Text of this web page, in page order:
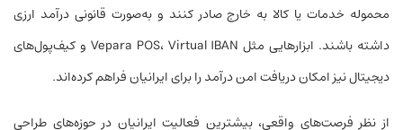
محموله خدمات یا کالا به خارج صادر کنند و به‌صورت قانونی درآمد ارزی
داشته باشند. ابزارهایی مثل Vepara POS، Virtual IBAN و کیف‌پول‌های
دیجیتال نیز امکان دریافت امن درآمد را برای ایرانیان فراهم کرده‌اند.
از نظر فرصت‌های واقعی، بیشترین فعالیت ایرانیان در حوزه‌های طراحی